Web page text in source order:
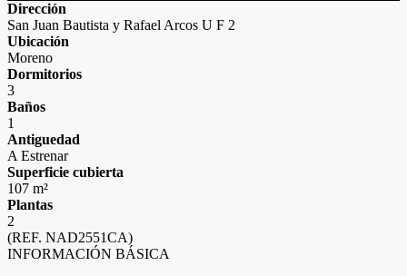
Dirección
San Juan Bautista y Rafael Arcos U F 2
Ubicación
Moreno
Dormitorios
3
Baños
1
Antiguedad
A Estrenar
Superficie cubierta
107 m²
Plantas
2
(REF. NAD2551CA)
INFORMACIÓN BÁSICA